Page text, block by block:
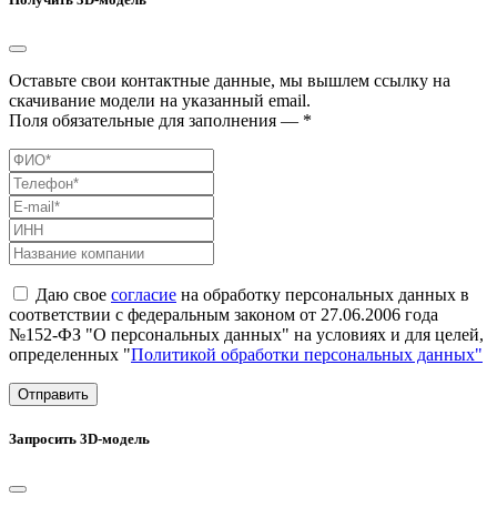
Оставьте свои контактные данные, мы вышлем ссылку на
скачивание модели на указанный email.
Поля обязательные для заполнения — *
Даю свое согласие на обработку персональных данных в
соответствии с федеральным законом от 27.06.2006 года
№152-ФЗ "О персональных данных" на условиях и для целей,
определенных "Политикой обработки персональных данных"
Отправить
Запросить 3D-модель